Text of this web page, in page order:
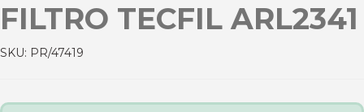
FILTRO TECFIL ARL2341
SKU: PR/47419